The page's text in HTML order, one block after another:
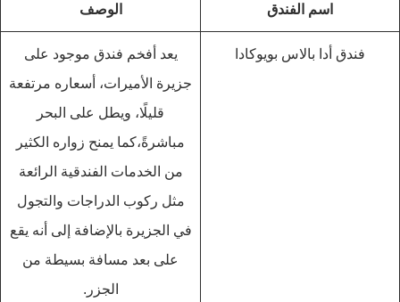
اسم الفندق الوصف
فندق أدا بالاس بويوكادا
يعد أفخم فندق موجود على
جزيرة الأميرات، أسعاره مرتفعة
قليلًا، ويطل على البحر
مباشرةً،كما يمنح زواره الكثير
من الخدمات الفندقية الرائعة
مثل ركوب الدراجات والتجول
في الجزيرة بالإضافة إلى أنه يقع
على بعد مسافة بسيطة من
الجزر.